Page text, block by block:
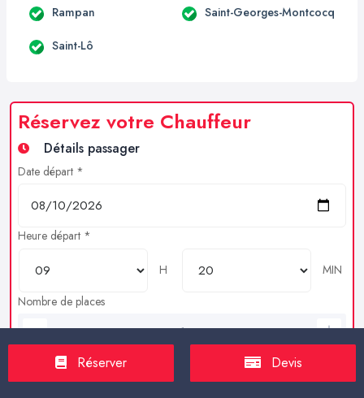
Rampan Saint-Georges-Montcocq
Saint-Lô
Réservez votre Chauffeur
Détails passager
Date départ *
Heure départ *
H
MIN
Nombre de places
Bagages en soutes
Réserver Devis